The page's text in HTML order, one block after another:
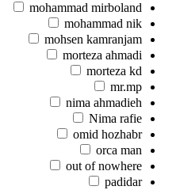
mohammad mirboland
mohammad nik
mohsen kamranjam
morteza ahmadi
morteza kd
mr.mp
nima ahmadieh
Nima rafie
omid hozhabr
orca man
out of nowhere
padidar